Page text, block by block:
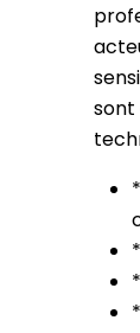
sont